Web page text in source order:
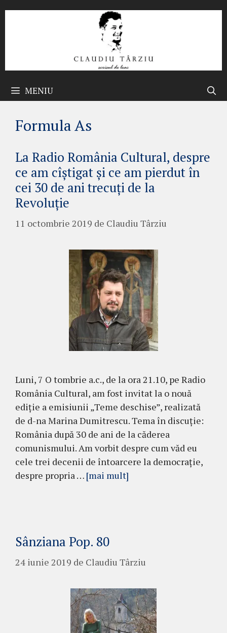
MENIU
Formula As
La Radio România Cultural, despre
ce am cîștigat și ce am pierdut în
cei 30 de ani trecuți de la
Revoluție
11 octombrie 2019 de Claudiu Târziu
Luni, 7 O tombrie a.c., de la ora 21.10, pe Radio
România Cultural, am fost invitat la o nouă
ediție a emisiunii „Teme deschise”, realizată
de d-na Marina Dumitrescu. Tema în discuție:
România după 30 de ani de la căderea
comunismului. Am vorbit despre cum văd eu
cele trei decenii de întoarcere la democrație,
despre propria … [mai mult]
Sânziana Pop. 80
24 iunie 2019 de Claudiu Târziu